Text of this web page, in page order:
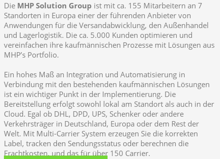
Die MHP Solution Group ist mit ca. 155 Mitarbeitern an 7
Standorten in Europa einer der führenden Anbieter von
Anwendungen für die Versandabwicklung, den Außenhandel
und Lagerlogistik. Die ca. 5.000 Kunden optimieren und
vereinfachen ihre kaufmännischen Prozesse mit Lösungen aus
MHP’s Portfolio.
Ein hohes Maß an Integration und Automatisierung in
Verbindung mit den bestehenden kaufmännischen Lösungen
ist ein wichtiger Punkt in der Implementierung. Die
Bereitstellung erfolgt sowohl lokal am Standort als auch in der
Cloud. Egal ob DHL, DPD, UPS, Schenker oder andere
Verkehrsträger in Deutschland, Europa oder dem Rest der
Welt. Mit Multi-Carrier System erzeugen Sie die korrekten
Label, tracken den Sendungsstatus oder berechnen die
Frachtkosten, und das für über 150 Carrier.